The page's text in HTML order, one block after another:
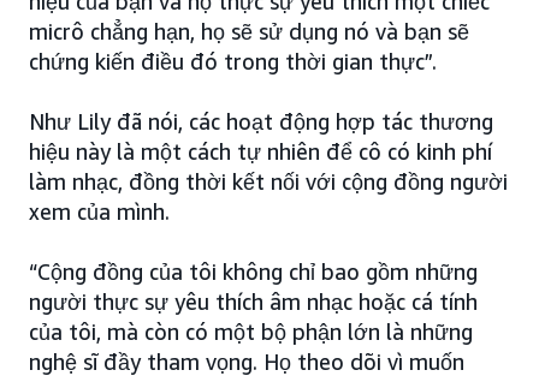
micrô chẳng hạn, họ sẽ sử dụng nó và bạn sẽ
chứng kiến điều đó trong thời gian thực”.
Như Lily đã nói, các hoạt động hợp tác thương
hiệu này là một cách tự nhiên để cô có kinh phí
làm nhạc, đồng thời kết nối với cộng đồng người
xem của mình.
“Cộng đồng của tôi không chỉ bao gồm những
người thực sự yêu thích âm nhạc hoặc cá tính
của tôi, mà còn có một bộ phận lớn là những
nghệ sĩ đầy tham vọng. Họ theo dõi vì muốn